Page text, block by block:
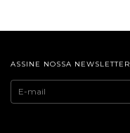
ASSINE NOSSA NEWSLETTER